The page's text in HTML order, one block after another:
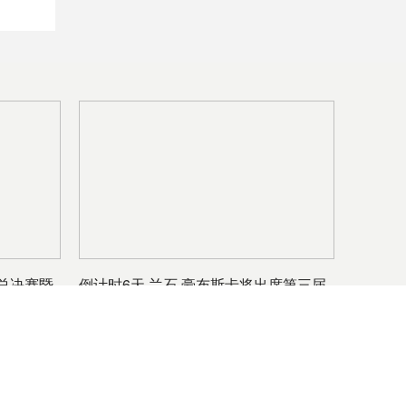
决赛暨
倒计时6天 兰石·豪布斯卡将出席第三届